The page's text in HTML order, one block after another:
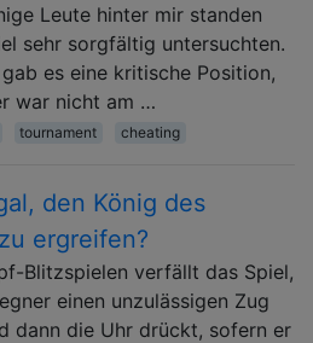
Leute hinter mir standen
sehr sorgfältig untersuchten.
es eine kritische Position,
war nicht am …
tournament cheating
den König des
ergreifen?
Blitzspielen verfällt das Spiel,
einen unzulässigen Zug
dann die Uhr drückt, sofern er